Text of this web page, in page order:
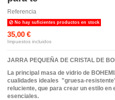
Referencia
No hay suficientes productos en stock
35,00 €
Impuestos incluidos
JARRA PEQUEÑA DE CRISTAL DE
La principal masa de vidrio de
cualidades ideales "gruesa-
reluciente, que para crear un estilo en
esenciales.